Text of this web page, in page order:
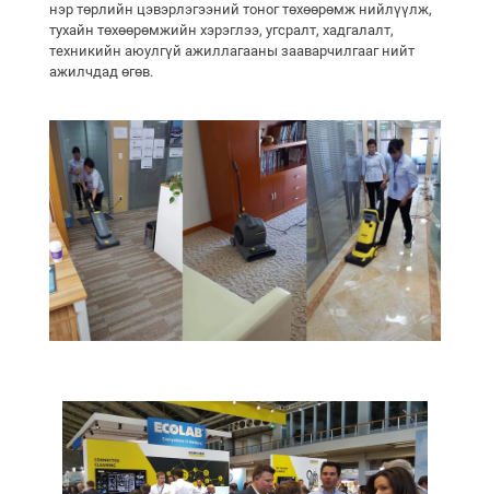
нэр төрлийн цэвэрлэгээний тоног төхөөрөмж нийлүүлж,
тухайн төхөөрөмжийн хэрэглээ, угсралт, хадгалалт,
техникийн аюулгүй ажиллагааны зааварчилгааг нийт
ажилчдад өгөв.